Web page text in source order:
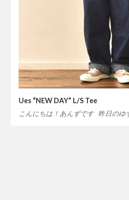
Ues “NEW DAY” L/S Tee
こんにちは！あんずです 昨日のゆ